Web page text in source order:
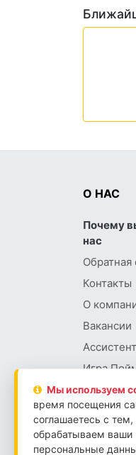
О НАС
Почему
нас
Обратная
Контакты
О
Вакансии
Игра
Мы используем
время посещения
соглашаетесь с
обрабатываем ваши
персональные